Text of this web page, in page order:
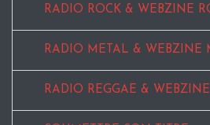
RADIO ROCK & WEBZINE
RADIO METAL & WEBZINE
RADIO REGGAE &